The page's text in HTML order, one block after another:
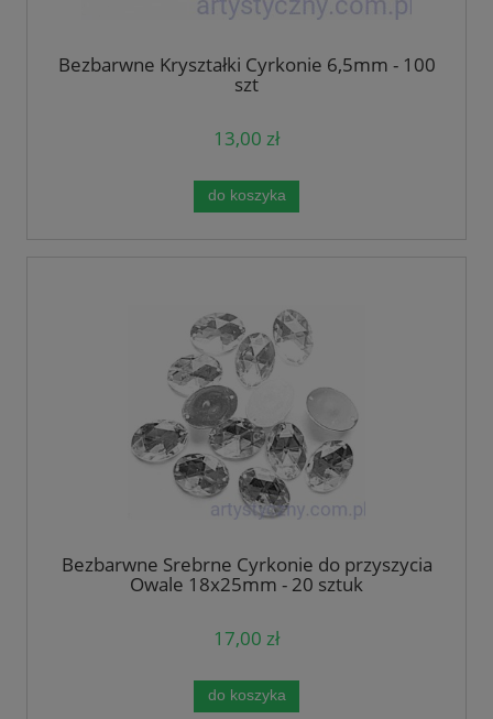
Bezbarwne Kryształki Cyrkonie 6,5mm - 100
szt
13,00 zł
do koszyka
Bezbarwne Srebrne Cyrkonie do przyszycia
Owale 18x25mm - 20 sztuk
17,00 zł
do koszyka